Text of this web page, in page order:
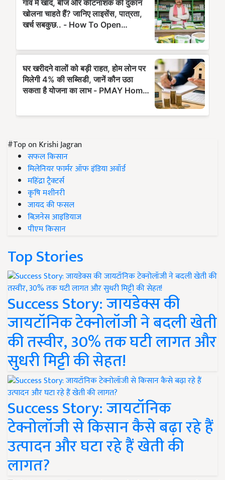
#Top on Krishi Jagran
सफल किसान
मिलेनियर फार्मर ऑफ इंडिया अवॉर्ड
महिंद्रा ट्रैक्टर्स
कृषि मशीनरी
जायद की फसल
बिज़नेस आइडियाज
पीएम किसान
Top Stories
Success Story: जायडेक्स की
जायटॉनिक टेक्नोलॉजी ने बदली खेती
की तस्वीर, 30% तक घटी लागत और
सुधरी मिट्टी की सेहत!
Success Story: जायटॉनिक
टेक्नोलॉजी से किसान कैसे बढ़ा रहे हैं
उत्पादन और घटा रहे हैं खेती की
लागत?